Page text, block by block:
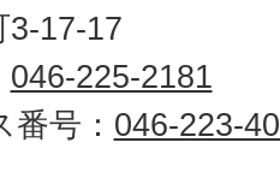
3-17-17
046-225-2181
号： 046-223-